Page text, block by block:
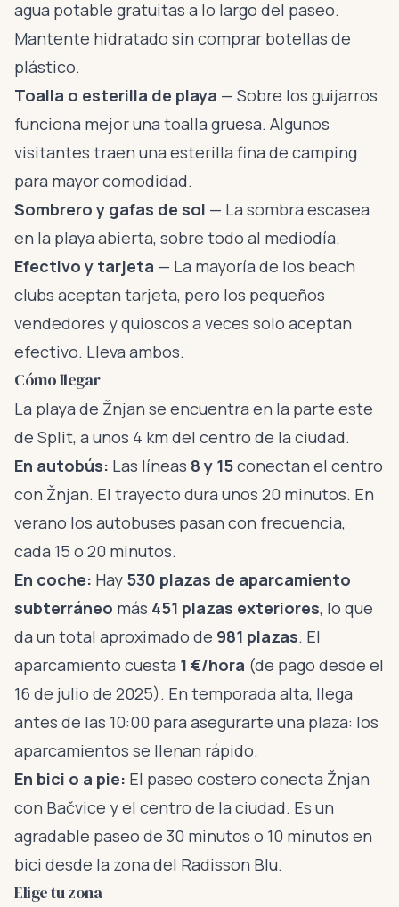
agua potable gratuitas a lo largo del paseo.
Mantente hidratado sin comprar botellas de
plástico.
Toalla o esterilla de playa — Sobre los guijarros
funciona mejor una toalla gruesa. Algunos
visitantes traen una esterilla fina de camping
para mayor comodidad.
Sombrero y gafas de sol — La sombra escasea
en la playa abierta, sobre todo al mediodía.
Efectivo y tarjeta — La mayoría de los beach
clubs aceptan tarjeta, pero los pequeños
vendedores y quioscos a veces solo aceptan
efectivo. Lleva ambos.
Cómo llegar
La playa de Žnjan se encuentra en la parte este
de Split, a unos 4 km del centro de la ciudad.
En autobús: Las líneas 8 y 15conectan el centro
con Žnjan. El trayecto dura unos 20 minutos. En
verano los autobuses pasan con frecuencia,
cada 15 o 20 minutos.
En coche: Hay 530 plazas de aparcamiento
subterráneo más 451 plazas exteriores, lo que
da un total aproximado de 981 plazas. El
aparcamiento cuesta 1 €/hora (de pago desde el
16 de julio de 2025). En temporada alta, llega
antes de las 10:00 para asegurarte una plaza: los
aparcamientos se llenan rápido.
En bici o a pie: El paseo costero conecta Žnjan
con Bačvice y el centro de la ciudad. Es un
agradable paseo de 30 minutos o 10 minutos en
bici desde la zona del Radisson Blu.
Elige tu zona